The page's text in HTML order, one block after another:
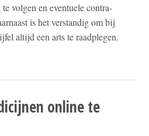
volgen en eventuele contra-
is het verstandig om bij
altijd een arts te raadplegen.
online te